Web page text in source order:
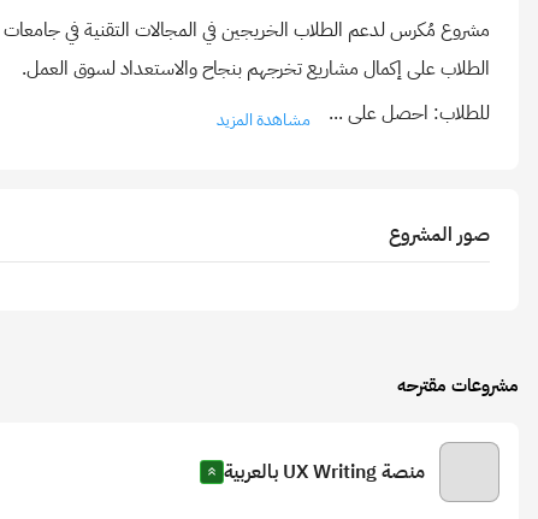
مشروع مُكرس لدعم الطلاب الخريجين في المجالات التقنية في جامعات
للطلاب: احصل على ... مشاهدة المزيد
صور المشروع
مشروعات مقترحه
منصة UX Writing بالعربية